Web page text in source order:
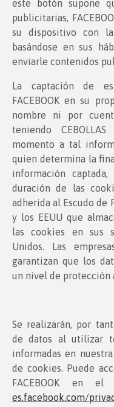
este botón supone
publicitarias,
su dispositivo con
basándose en sus
enviarle contenidos
La captación de
FACEBOOK en su
nombre ni por
teniendo
momento a tal
quien determina la
información
duración de las
adherida al Escudo de
y los EEUU que
las cookies en sus
Unidos. Las
garantizan que los
un nivel de protección
Se realizarán, por
de datos al utilizar
informadas en
de cookies. Puede
FACEBOOK en
es.facebook.com/